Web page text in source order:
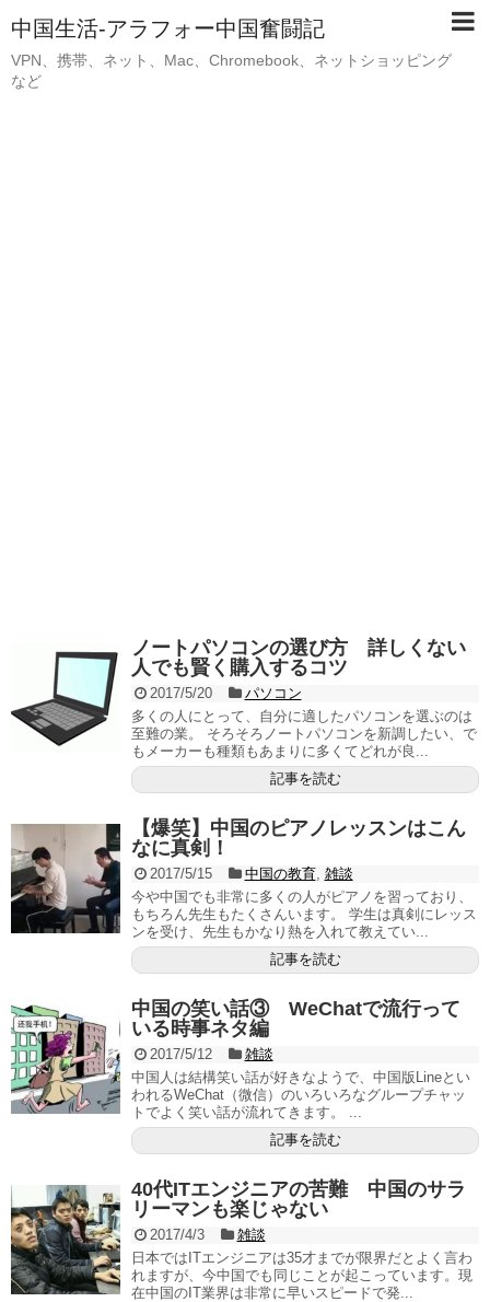
中国生活-アラフォー中国奮闘記
VPN、携帯、ネット、Mac、Chromebook、ネットショッピング
など
ノートパソコンの選び方 詳しくない
人でも賢く購入するコツ
2017/5/20
パソコン
多くの人にとって、自分に適したパソコンを選ぶのは
至難の業。 そろそろノートパソコンを新調したい、で
もメーカーも種類もあまりに多くてどれが良...
記事を読む
【爆笑】中国のピアノレッスンはこん
なに真剣！
2017/5/15 中国の教育, 雑談
今や中国でも非常に多くの人がピアノを習っており、
もちろん先生もたくさんいます。 学生は真剣にレッス
ンを受け、先生もかなり熱を入れて教えてい...
記事を読む
中国の笑い話③ WeChatで流行って
いる時事ネタ編
2017/5/12
雑談
中国人は結構笑い話が好きなようで、中国版Lineとい
われるWeChat（微信）のいろいろなグループチャッ
トでよく笑い話が流れてきます。 ...
記事を読む
40代ITエンジニアの苦難 中国のサラ
リーマンも楽じゃない
2017/4/3
雑談
日本ではITエンジニアは35才までが限界だとよく言わ
れますが、今中国でも同じことが起こっています。現
在中国のIT業界は非常に早いスピードで発...